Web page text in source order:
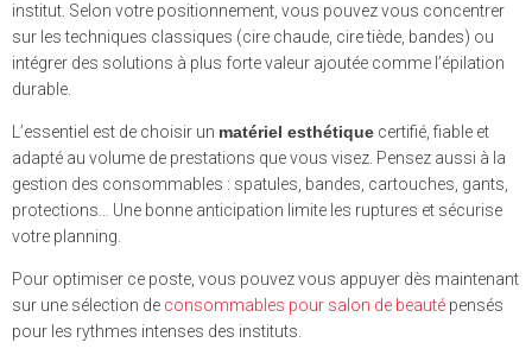
institut. Selon votre positionnement, vous pouvez vous concentrer
sur les techniques classiques (cire chaude, cire tiède, bandes) ou
intégrer des solutions à plus forte valeur ajoutée comme l’épilation
durable.
L’essentiel est de choisir un matériel esthétique certifié, fiable et
adapté au volume de prestations que vous visez. Pensez aussi à la
gestion des consommables : spatules, bandes, cartouches, gants,
protections… Une bonne anticipation limite les ruptures et sécurise
votre planning.
Pour optimiser ce poste, vous pouvez vous appuyer dès maintenant
sur une sélection de consommables pour salon de beauté pensés
pour les rythmes intenses des instituts.